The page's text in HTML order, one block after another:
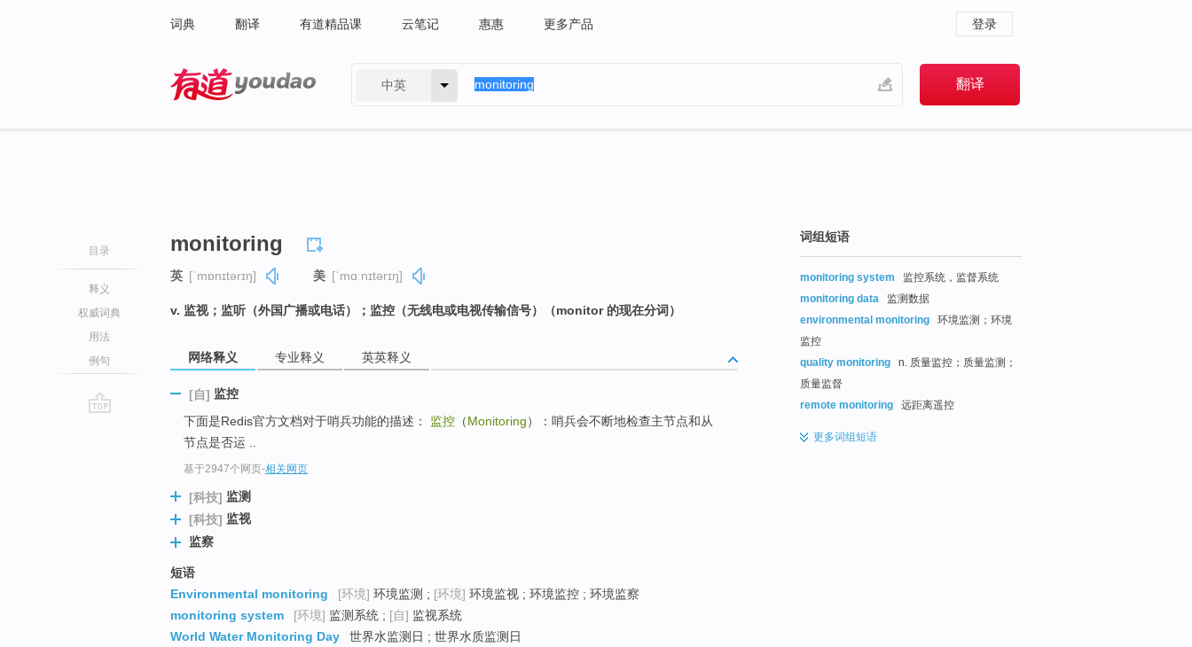
词典 翻译 有道精品课 云笔记 惠惠 更多产品 登录
中英
目录
释义
权威词典
用法
例句
monitoring
英 [ˈmɒnɪtərɪŋ] 美 [ˈmɑːnɪtərɪŋ]
v. 监视；监听（外国广播或电话）；监控（无线电或电视传输信号）（monitor 的现在分词）
网络释义 专业释义 英英释义
[自] 监控
下面是Redis官方文档对于哨兵功能的描述： 监控 （Monitoring）：哨兵会不断地检查主节点和从
节点是否运 ..
基于2947个网页-相关网页
[科技] 监测
[科技] 监视
监察
短语
Environmental monitoring
[环境] 环境监测 ; [环境] 环境监视 ; 环境监控 ; 环境监察
monitoring system
[环境] 监测系统 ; [自] 监视系统
World Water Monitoring Day
世界水监测日 ; 世界水质监测日
词组短语
monitoring system
监控系统，监督系统
monitoring data
监测数据
environmental monitoring
环境监测；环境
监控
quality monitoring
n. 质量监控；质量监测；
质量监督
remote monitoring
远距离遥控
更多词组短语